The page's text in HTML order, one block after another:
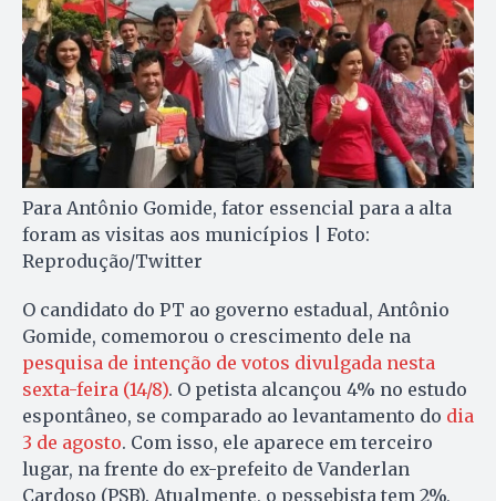
Para Antônio Gomide, fator essencial para a alta
foram as visitas aos municípios | Foto:
Reprodução/Twitter
O candidato do PT ao governo estadual, Antônio
Gomide, comemorou o crescimento dele na
pesquisa de intenção de votos divulgada nesta
sexta-feira (14/8). O petista alcançou 4% no estudo
espontâneo, se comparado ao levantamento do dia
3 de agosto. Com isso, ele aparece em terceiro
lugar, na frente do ex-prefeito de Vanderlan
Cardoso (PSB). Atualmente, o pessebista tem 2%,